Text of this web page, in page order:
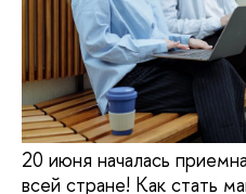
20 июня началась
всей стране! Как стать